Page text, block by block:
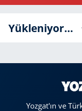
Yükleniyor...
Yozgat'ın ve